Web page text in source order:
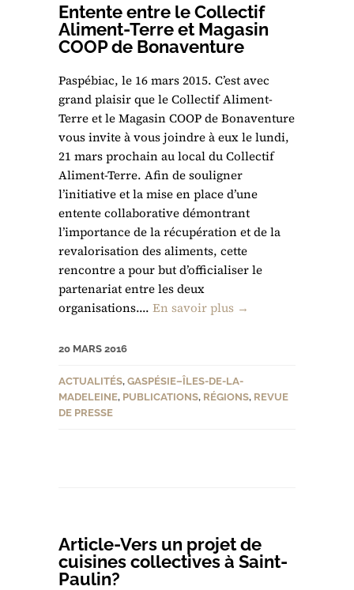
Entente entre le Collectif
Aliment-Terre et Magasin
COOP de Bonaventure
Paspébiac, le 16 mars 2015. C’est avec
grand plaisir que le Collectif Aliment-
Terre et le Magasin COOP de Bonaventure
vous invite à vous joindre à eux le lundi,
21 mars prochain au local du Collectif
Aliment-Terre. Afin de souligner
l’initiative et la mise en place d’une
entente collaborative démontrant
l’importance de la récupération et de la
revalorisation des aliments, cette
rencontre a pour but d’officialiser le
partenariat entre les deux
organisations.... En savoir plus →
20 MARS 2016
ACTUALITÉS, GASPÉSIE–ÎLES-DE-LA-
MADELEINE, PUBLICATIONS, RÉGIONS, REVUE
DE PRESSE
Article-Vers un projet de
cuisines collectives à Saint-
Paulin?